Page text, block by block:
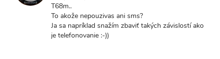
T68m..
To akože nepouzivas ani sms?
Ja sa napríklad snažím zbaviť takých závislostí ako
je telefonovanie :-))